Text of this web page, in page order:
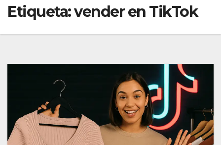
Etiqueta:vender en TikTok